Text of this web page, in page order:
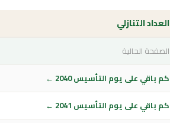
العداد التنازلي
الصفحة الحالية
كم باقي على يوم التأسيس 2040 ←
كم باقي على يوم التأسيس 2041 ←